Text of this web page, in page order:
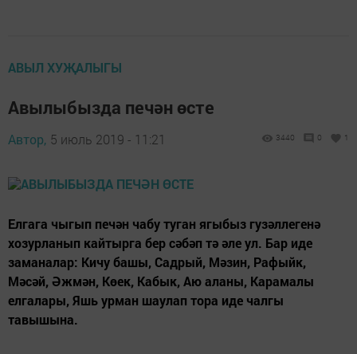
АВЫЛ ХУҖАЛЫГЫ
Авылыбызда печән өсте
Автор, 5 июль 2019 - 11:21 3440 0 1
Елгага чыгып печән чабу туган ягыбыз гузәллегенә
хозурланып кайтырга бер сәбәп тә әле ул. Бар иде
заманалар: Кичу башы, Садрый, Мәзин, Рафыйк,
Мәсәй, Әжмән, Көек, Кабык, Аю аланы, Карамалы
елгалары, Яшь урман шаулап тора иде чалгы
тавышына.